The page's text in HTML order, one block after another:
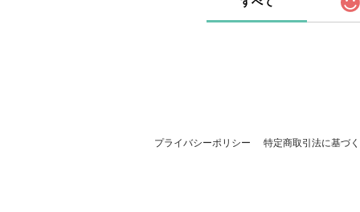
プライバシーポリシー 特定商取引法に基づ